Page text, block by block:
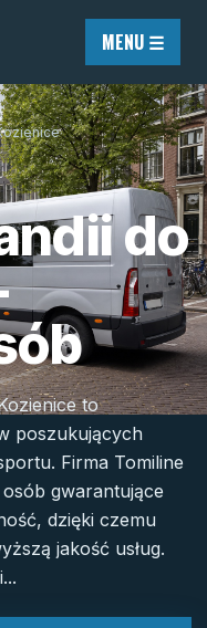
MENU ☰
do
to
poszukujących
Firma Tomiline
gwarantujące
dzięki czemu
jakość usług.